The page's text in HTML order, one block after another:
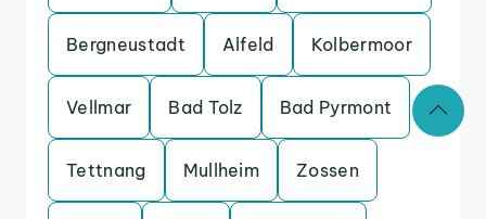
Bergneustadt Alfeld Kolbermoor
Vellmar Bad Tolz Bad Pyrmont
Tettnang Mullheim Zossen